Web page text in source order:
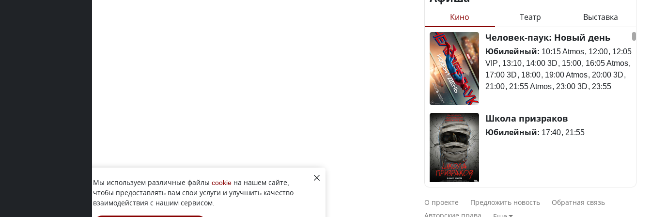
Будут ли представлены
интересы регионов в
Курултае?
Ең төменгі жалақы,
алимент, экология: жеті
партия сайлаушылармен
нені талқылап жатыр?
Минимальная зарплата,
чем говорят с
Станет ли
метапневмовирус
эпидемией, рассказали в
ВОЗ
потерпел крушение в
Южной Корее, погибли
120 человек
Актау: Путин принес
Кино Театр Выставка
Человек-паук: Новый день
Юбилейный: 10:15 Atmos 12:00 12:05
VIP 13:10 14:00 3D 15:00 16:05 Atmos
17:00 3D 18:00 19:00 Atmos 20:00 3D
21:00 21:55 Atmos 23:00 3D 23:55
Школа призраков
Юбилейный: 17:40 21:55
Смешарики сквозь вселенные
Юбилейный:
О проекте Предложить новость
Обратная связь
Мы используем различные файлы cookie на нашем сайте,
чтобы предоставлять вам свои услуги и улучшить качество
взаимодействия с нашим сервисом.